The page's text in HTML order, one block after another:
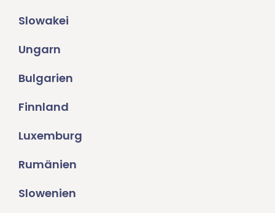
Slowakei
Ungarn
Bulgarien
Finnland
Luxemburg
Rumänien
Slowenien